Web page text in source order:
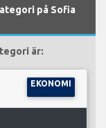
på Sofia
är:
EKONOMI